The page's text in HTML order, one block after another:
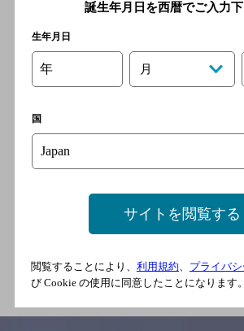
[ラーメン]
北陸鉄道浅
／北陸鉄道
ラーメン弓月
[ラーメン]
北陸鉄道浅
駅／ＪＲ北
北陸鉄道浅
誕生年月日を西暦でご入力下
生年月日
年 月
国
サイトを閲覧する
閲覧することにより、 利用規約、 プライバ
び Cookie の使用に同意したことになります。